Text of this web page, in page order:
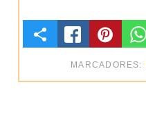
C
MARCADORES: